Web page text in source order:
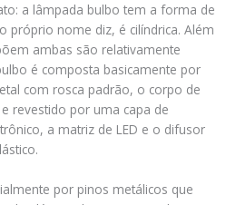
a lâmpada bulbo tem a forma de
próprio nome diz, é cilíndrica. Além
ambas são relativamente
é composta basicamente por
com rosca padrão, o corpo de
revestido por uma capa de
a matriz de LED e o difusor
por pinos metálicos que